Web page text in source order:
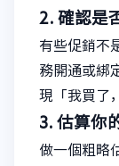
2. 確認是
有些促銷不
務開通或綁
現「我買了
3. 估算你
做一個粗略